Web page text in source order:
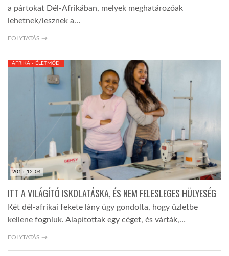
GLOBOZSARU
DOBRAVERO.HU
LATIMO.HU
GLOBOBOOK
a pártokat Dél-Afrikában, melyek meghatározóak
lehetnek/lesznek a…
FOLYTATÁS →
2015-12-04
AFRIKA - ÉLETMÓD
ITT A VILÁGÍTÓ ISKOLATÁSKA, ÉS NEM FELESLEGES HÜLYESÉG
Két dél-afrikai fekete lány úgy gondolta, hogy üzletbe
kellene fogniuk. Alapítottak egy céget, és várták,…
FOLYTATÁS →